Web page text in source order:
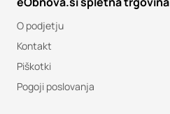
O podjetju
Kontakt
Piškotki
Pogoji poslovanja